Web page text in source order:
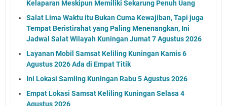
Kelaparan Meskipun Memiliki Sekarung Penuh Uang
Salat Lima Waktu itu Bukan Cuma Kewajiban, Tapi juga
Tempat Beristirahat yang Paling Menenangkan, Ini
Jadwal Salat Wilayah Kuningan Jumat 7 Agustus 2026
Layanan Mobil Samsat Keliling Kuningan Kamis 6
Agustus 2026 Ada di Empat Titik
Ini Lokasi Samling Kuningan Rabu 5 Agustus 2026
Empat Lokasi Samsat Keliling Kuningan Selasa 4
Agustus 2026